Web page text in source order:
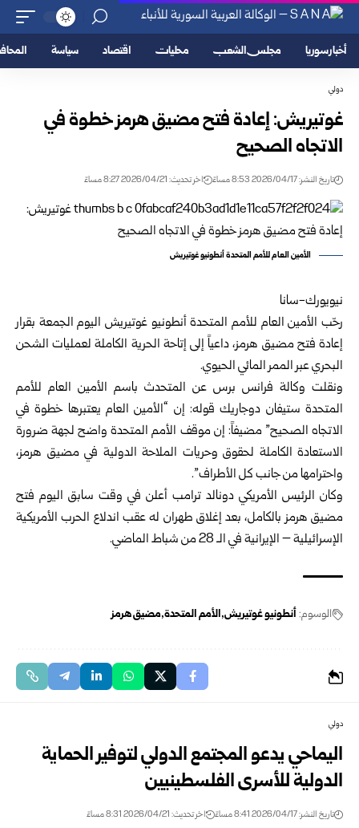
أخبار سوريا مجلس الشعب محليات اقتصاد سياسة
دولي
غوتيريش: إعادة فتح مضيق هرمز خطوة في
الاتجاه الصحيح
تاريخ النشر: 2026/04/17 8:53 مساءً اخر تحديث: 2026/04/21 8:27 مساءً
الأمين العام للأمم المتحدة أنطونيو غوتيريش
نيويورك-سانا
رحّب الأمين العام للأمم المتحدة أنطونيو غوتيريش اليوم الجمعة بقرار
إعادة فتح مضيق هرمز، داعياً إلى إتاحة الحرية الكاملة لعمليات الشحن
البحري عبر الممر المائي الحيوي.
ونقلت وكالة فرانس برس عن المتحدث باسم الأمين العام للأمم
المتحدة ستيفان دوجاريك قوله: إن “الأمين العام يعتبرها خطوة في
الاتجاه الصحيح” مضيفاً: إن موقف الأمم المتحدة واضح لجهة ضرورة
الاستعادة الكاملة لحقوق وحريات الملاحة الدولية في مضيق هرمز،
واحترامها من جانب كل الأطراف”.
وكان الرئيس الأمريكي دونالد ترامب أعلن في وقت سابق اليوم فتح
مضيق هرمز بالكامل، بعد إغلاق طهران له عقب اندلاع الحرب الأمريكية
الإسرائيلية – الإيرانية في الـ 28 من شباط الماضي.
الوسوم: أنطونيو غوتيريش الأمم المتحدة مضيق هرمز
دولي
اليماحي يدعو المجتمع الدولي لتوفير الحماية
الدولية للأسرى الفلسطينيين
تاريخ النشر: 2026/04/17 8:41 مساءً اخر تحديث: 2026/04/21 8:31 مساءً